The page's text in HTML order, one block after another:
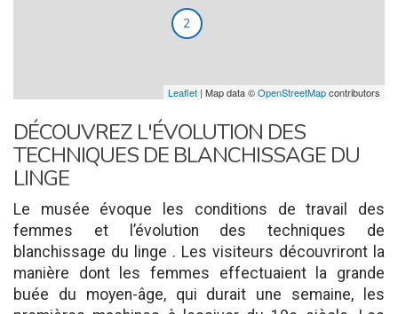
2
Leaflet | Map data ©OpenStreetMapcontributors
DÉCOUVREZ L'ÉVOLUTION DES
TECHNIQUES DE BLANCHISSAGE DU
LINGE
Le musée évoque les conditions de travail des
femmes et l’évolution des techniques de
blanchissage du linge . Les visiteurs découvriront la
manière dont les femmes effectuaient la grande
buée du moyen-âge, qui durait une semaine, les